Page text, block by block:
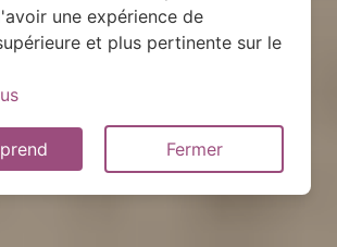
une expérience de
et plus pertinente sur le
Fermer